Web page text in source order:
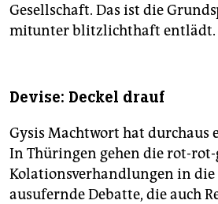
Gesellschaft. Das ist die
mitunter blitzlichthaft entlädt.
Devise: Deckel drauf
Gysis Machtwort hat durchaus
In Thüringen gehen die rot-
Kolationsverhandlungen in die
ausufernde Debatte, die auch